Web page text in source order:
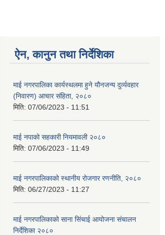
ऐन, कानुन तथा निर्देशिका
माई नगरपालिका कार्यस्थलमा हुने यौनजन्य दुर्व्यवहार
(निवारण) आचार संहिता, २०८०
मिति: 07/06/2023 - 11:51
माई नपाको सहकारी नियमावली २०८०
मिति: 07/06/2023 - 11:49
माई नगरपालिकाको स्थानीय रोजगार रणनीति, २०८०
मिति: 06/27/2023 - 11:27
माई नगरपालिकाको साना सिंचाई आयोजना संचालन
निर्देशिका २०८०